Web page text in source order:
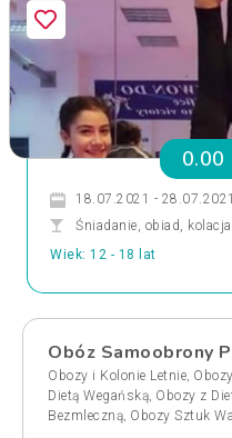
0.00
18.07.2021 - 28.07.2021
Śniadanie, obiad, kolacja
Wiek: 12 - 18 lat
Obóz Samoobrony
Obozy i Kolonie Letnie,
Dietą Wegańską, Obozy z
Bezmleczną, Obozy Sztuk